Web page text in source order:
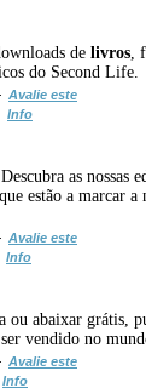
de livros ,
do Second Life.
Avalie este
Info
as nossas
estão a marcar a
Avalie este
Info
ou abaixar grátis,
vendido no
Avalie este
Info